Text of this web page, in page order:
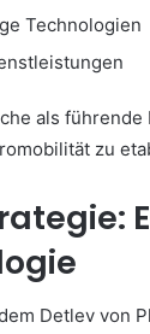
Technologien
als führende
zu
Detlev von